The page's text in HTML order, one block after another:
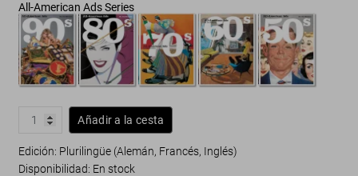
All-American Ads Series
Añadir a la cesta
Edición: Plurilingüe (Alemán, Francés, Inglés)
Disponibilidad: En stock